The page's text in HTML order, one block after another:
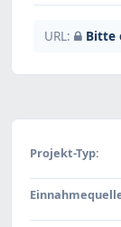
URL: Bitte
Projekt-Typ: